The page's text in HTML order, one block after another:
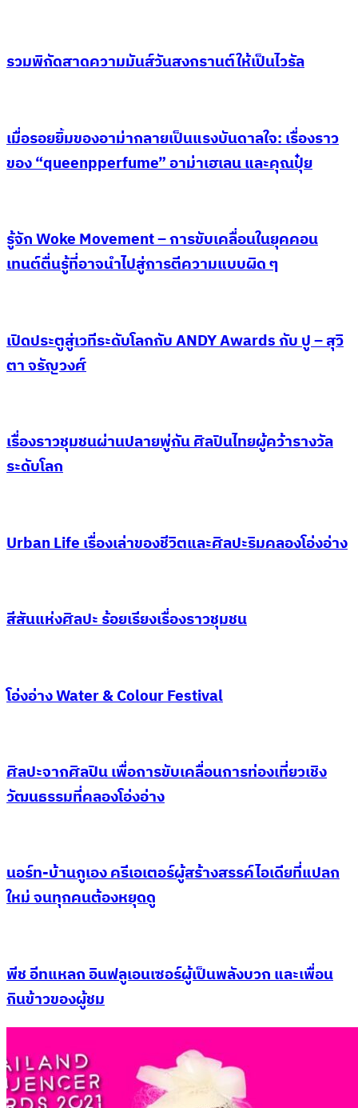
รวมพิกัดสาดความมันส์วันสงกรานต์ให้เป็นไวรัล
เมื่อรอยยิ้มของอาม่ากลายเป็นแรงบันดาลใจ: เรื่องราว
ของ “queenpperfume” อาม่าเฮเลน และคุณปุ๋ย
รู้จัก Woke Movement – การขับเคลื่อนในยุคคอน
เทนต์ตื่นรู้ที่อาจนำไปสู่การตีความแบบผิด ๆ
เปิดประตูสู่เวทีระดับโลกกับ ANDY Awards กับ ปู – สุวิ
ตา จรัญวงศ์
เรื่องราวชุมชนผ่านปลายพู่กัน ศิลปินไทยผู้คว้ารางวัล
ระดับโลก
Urban Life เรื่องเล่าของชีวิตและศิลปะริมคลองโอ่งอ่าง
สีสันแห่งศิลปะ ร้อยเรียงเรื่องราวชุมชน
โอ่งอ่าง Water & Colour Festival
ศิลปะจากศิลปิน เพื่อการขับเคลื่อนการท่องเที่ยวเชิง
วัฒนธรรมที่คลองโอ่งอ่าง
นอร์ท-บ้านกูเอง ครีเอเตอร์ผู้สร้างสรรค์ไอเดียที่แปลก
ใหม่ จนทุกคนต้องหยุดดู
พีช อีทแหลก อินฟลูเอนเซอร์ผู้เป็นพลังบวก และเพื่อน
กินข้าวของผู้ชม